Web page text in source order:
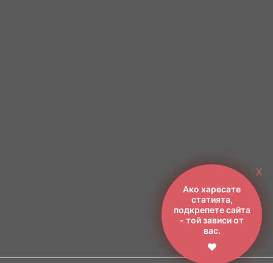
X
Ако харесате
статията,
подкрепете сайта
- той зависи от
вас.